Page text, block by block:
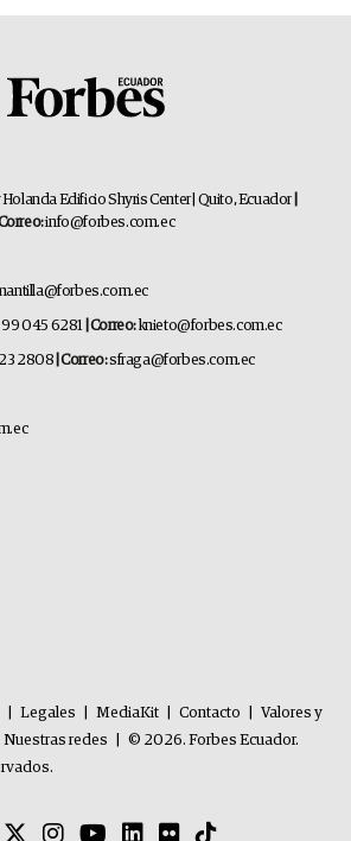
Edificio Shyris Center | Quito, Ecuador
Correo:info@forbes.com.ec
99 045 6281 | Correo:knieto@forbes.com.ec
2808 | Correo:sfraga@forbes.com.ec
Legales MediaKit Contacto
Valores y
Nuestras redes
© 2026. Forbes Ecuador.